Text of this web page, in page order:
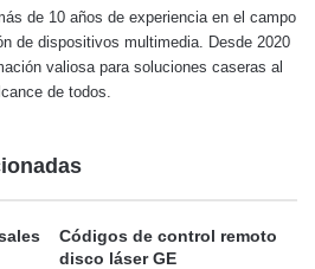
de 10 años de experiencia en el campo
de dispositivos multimedia. Desde 2020
valiosa para soluciones caseras al
de todos.
Códigos de control remoto
disco láser GE